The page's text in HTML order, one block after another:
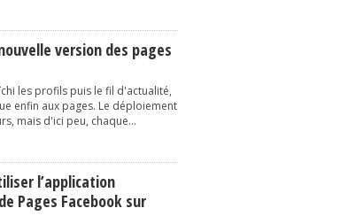
version des pages
les profils puis le fil d'actualité,
enfin aux pages. Le déploiement
mais d'ici peu, chaque...
l’application
Pages Facebook sur